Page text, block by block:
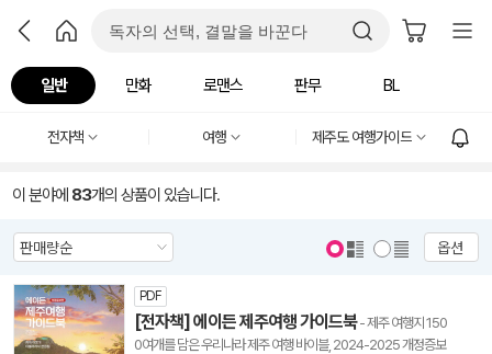
일반 만화 로맨스 판무 BL
전자책 여행 제주도 여행가이드
이 분야에 83개의 상품이 있습니다.
옵션
PDF
[전자책] 에이든 제주여행 가이드북- 제주 여행지 150
0여개를 담은 우리나라 제주 여행 바이블, 2024-2025 개정증보